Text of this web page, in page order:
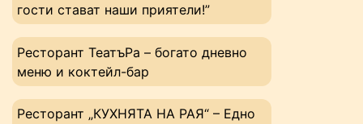
гости стават наши приятели!”
Ресторант ТеатъРа – богато дневно
меню и коктейл-бар
Ресторант „КУХНЯТА НА РАЯ“ – Едно